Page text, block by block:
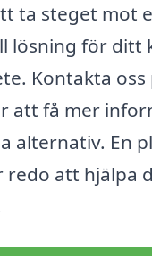
ta steget mot
lösning för ditt
Kontakta oss
att få mer
alternativ. En
redo att hjälpa